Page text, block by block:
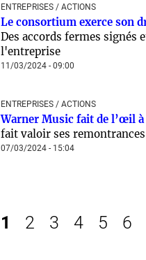
ENTREPRISES / ACTIONS
Le consortium exerce son
Des accords fermes signés
l'entreprise
11/03/2024 - 09:00
ENTREPRISES / ACTIONS
Warner Music fait de l’œil à
fait valoir ses remontrances
07/03/2024 - 15:04
1 2 3 4 5 6